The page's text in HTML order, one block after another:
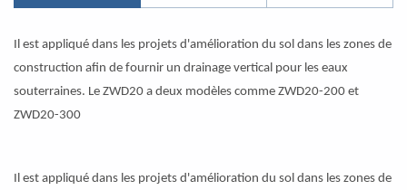
Il est appliqué dans les projets d'amélioration du sol dans les zones de
construction afin de fournir un drainage vertical pour les eaux
souterraines. Le ZWD20 a deux modèles comme ZWD20-200 et
ZWD20-300
Il est appliqué dans les projets d'amélioration du sol dans les zones de